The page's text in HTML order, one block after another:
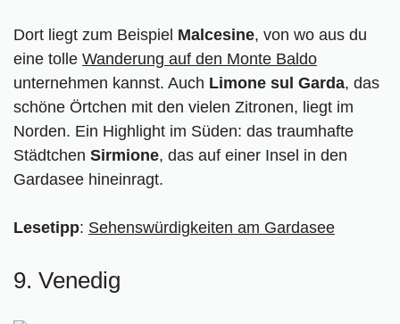
Dort liegt zum Beispiel Malcesine, von wo aus du
eine tolle Wanderung auf den Monte Baldo
unternehmen kannst. Auch Limone sul Garda, das
schöne Örtchen mit den vielen Zitronen, liegt im
Norden. Ein Highlight im Süden: das traumhafte
Städtchen Sirmione, das auf einer Insel in den
Gardasee hineinragt.
Lesetipp: Sehenswürdigkeiten am Gardasee
9. Venedig